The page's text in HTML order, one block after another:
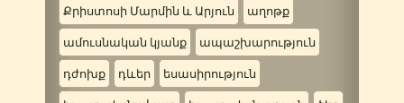
Քրիստոսի Մարմին և Արյուն աղոթք
ամուսնական կյանք ապաշխարություն
դժոխք դևեր եսասիրություն